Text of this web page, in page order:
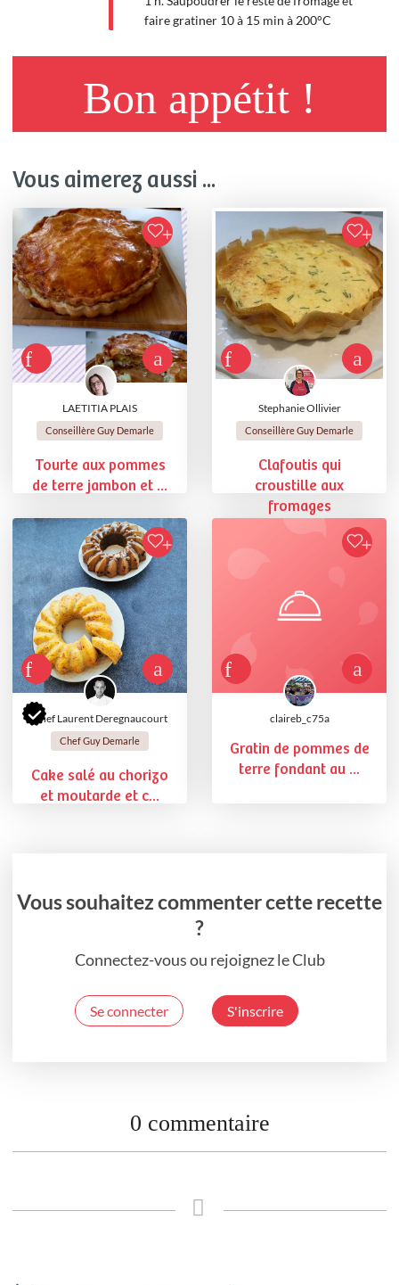
faire gratiner 10 à 15 min à 200°C
Bon appétit !
Vous aimerez aussi ...
LAETITIA PLAIS
Conseillère Guy Demarle
Tourte aux pommes
de terre jambon et ...
Stephanie Ollivier
Conseillère Guy Demarle
Clafoutis qui
croustille aux
fromages
Chef Laurent Deregnaucourt
Chef Guy Demarle
Cake salé au chorizo
et moutarde et c...
claireb_c75a
Gratin de pommes de
terre fondant au ...
Vous souhaitez commenter cette recette
?
Connectez-vous ou rejoignez le Club
Se connecter S'inscrire
0 commentaire